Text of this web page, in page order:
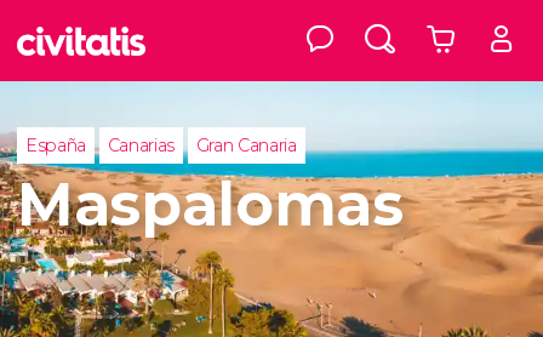
España Canarias Gran Canaria
Maspalomas